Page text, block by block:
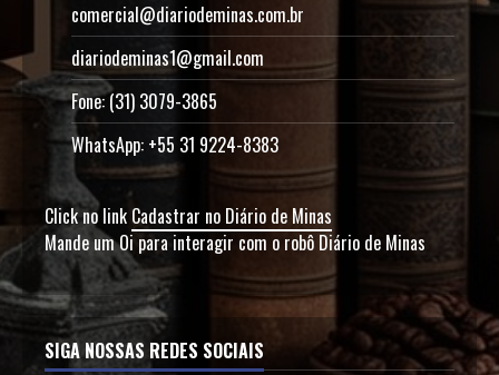
comercial@diariodeminas.com.br
diariodeminas1@gmail.com
Fone: (31) 3079-3865
WhatsApp: +55 31 9224-8383
Click no link Cadastrar no Diário de Minas
Mande um Oi para interagir com o robô Diário de Minas
SIGA NOSSAS REDES SOCIAIS